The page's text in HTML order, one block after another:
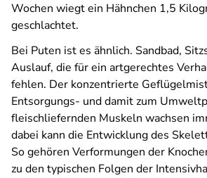
Wochen wiegt ein Hähnchen 1,5
geschlachtet.
Bei Puten ist es ähnlich. Sandbad,
Auslauf, die für ein artgerechtes
fehlen. Der konzentrierte
Entsorgungs- und damit zum
fleischliefernden Muskeln wachsen
dabei kann die Entwicklung des
So gehören Verformungen der
zu den typischen Folgen der